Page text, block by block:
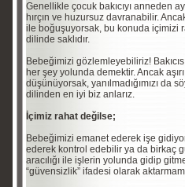
Genellikle çocuk bakıcıyı anneden
hırçın ve huzursuz davranabilir.
ile boğuşuyorsak, bu konuda içimizi
dilinde saklıdır.
Bebeğimizi gözlemleyebiliriz!
her şey yolunda demektir. Ancak
düşünüyorsak, yanılmadığımızı da
dilinden en iyi biz anlarız.
İçimiz rahat değilse;
Bebeğimizi emanet ederek işe
ederek kontrol edebilir ya da birkaç
aracılığı ile işlerin yolunda gidip
“güvensizlik” ifadesi olarak